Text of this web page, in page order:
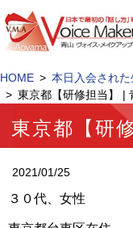
HOME
本日入会された
東京都【研修担当】 |
東京都【研
2021/01/25
３０代、女性